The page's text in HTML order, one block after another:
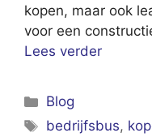
kopen, maar ook
voor een
Lees verder
Categorieën
Blog
Tags
bedrijfsbus,